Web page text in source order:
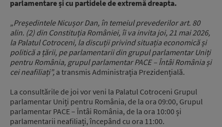
parlamentare și cu partidele de extremă dreapta.
„Președintele Nicușor Dan, în temeiul prevederilor art. 80
alin. (2) din Constituția României, îi va invita joi, 21 mai 2026,
la Palatul Cotroceni, la discuții privind situația economică și
politică a țării, pe parlamentarii din grupul parlamentar Uniți
pentru România, grupul parlamentar PACE – Întâi România și
cei neafiliați”, a transmis Administrația Prezidențială.
La consultările de joi vor veni la Palatul Cotroceni Grupul
parlamentar Uniți pentru România, de la ora 09:00, Grupul
parlamentar PACE – Întâi România, de la ora 10:00 și
parlamentarii neafiliați, începând cu ora 11:00.